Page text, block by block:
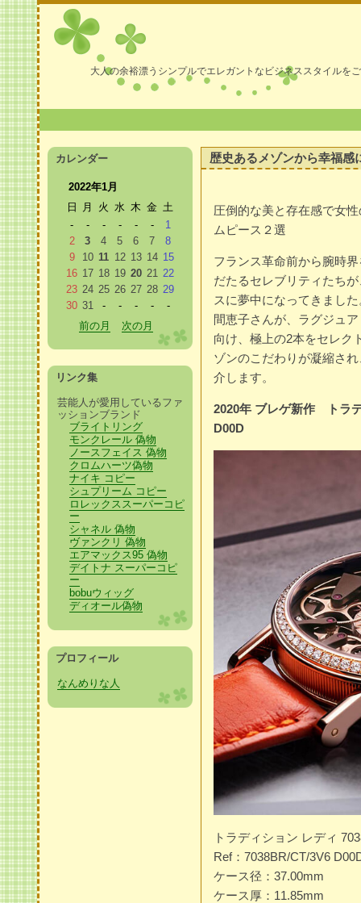
大人の余裕漂うシンプルでエレガントなビジネススタイルを
歴史あるメゾンから幸福感
圧倒的な美と存在感で女
ムピース２選
フランス革命前から腕時
だたるセレブリティたち
スに夢中になってきまし
間恵子さんが、ラグジュ
向け、極上の2本をセレク
ゾンのこだわりが凝縮さ
介します。
2020年 ブレゲ新作 トラ
D00D
トラディション レディ
Ref：7038BR/CT/3V6
ケース径：37.00mm
ケース厚：11.85mm
カレンダー
2022年1月
日
月 火 水 木 金 土
-
- - - - -
1
2
3 4 5 6 7
8
9
10 11 12 13 14 15
16 17 18 19 20 21 22
23 24 25 26 27 28 29
30 31 - - - -
-
前の月
次の月
リンク集
芸能人が愛用しているファ
ッションブランド
ブライトリング
モンクレール 偽物
ノースフェイス 偽物
クロムハーツ偽物
ナイキ コピー
シュプリーム コピー
ロレックススーパーコピ
ー
シャネル 偽物
ヴァンクリ 偽物
エアマックス95 偽物
デイトナ スーパーコピ
ー
bobuウィッグ
ディオール偽物
プロフィール
なんめりな人